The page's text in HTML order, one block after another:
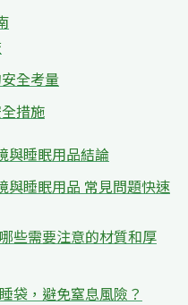
全考量
措施
與睡眠用品結論
與睡眠用品 常見問題快速
些需要注意的材質和厚
袋，避免窒息風險？